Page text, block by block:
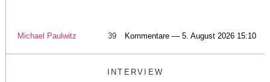
Michael Paulwitz 39 Kommentare — 5. August 2026 15:10
INTERVIEW